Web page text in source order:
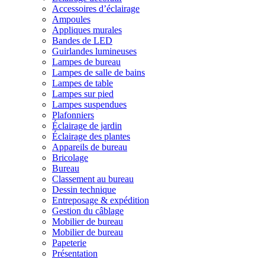
Accessoires d’éclairage
Ampoules
Appliques murales
Bandes de LED
Guirlandes lumineuses
Lampes de bureau
Lampes de salle de bains
Lampes de table
Lampes sur pied
Lampes suspendues
Plafonniers
Éclairage de jardin
Éclairage des plantes
Appareils de bureau
Bricolage
Bureau
Classement au bureau
Dessin technique
Entreposage & expédition
Gestion du câblage
Mobilier de bureau
Mobilier de bureau
Papeterie
Présentation